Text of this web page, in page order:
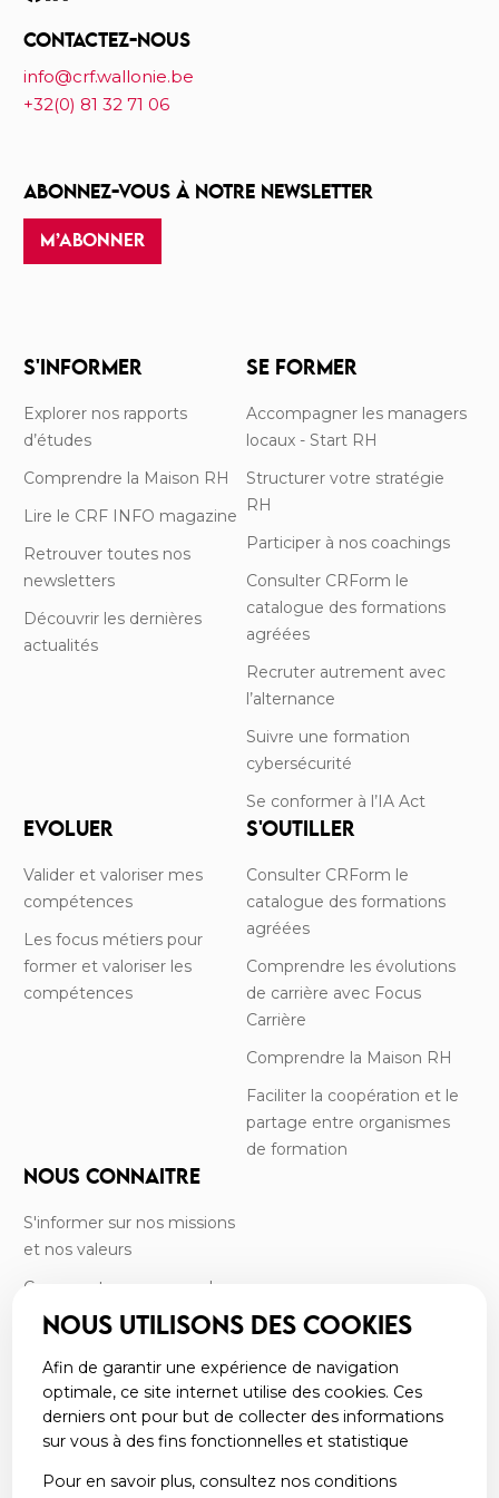
CONTACTEZ-NOUS
info@crf.wallonie.be
+32(0) 81 32 71 06
ABONNEZ-VOUS À NOTRE NEWSLETTER
M’ABONNER
S'INFORMER
Explorer nos rapports
d’études
Comprendre la Maison RH
Lire le CRF INFO magazine
Retrouver toutes nos
newsletters
Découvrir les dernières
actualités
SE FORMER
Accompagner les managers
locaux - Start RH
Structurer votre stratégie
RH
Participer à nos coachings
Consulter CRForm le
catalogue des formations
agréées
Recruter autrement avec
l’alternance
Suivre une formation
cybersécurité
Se conformer à l’IA Act
EVOLUER
Valider et valoriser mes
compétences
Les focus métiers pour
former et valoriser les
compétences
S'OUTILLER
Consulter CRForm le
catalogue des formations
agréées
Comprendre les évolutions
de carrière avec Focus
Carrière
Comprendre la Maison RH
Faciliter la coopération et le
partage entre organismes
de formation
NOUS CONNAITRE
S'informer sur nos missions
et nos valeurs
Comment se compose le
CRF?
Retrouver nos commissions
Consulter nos rapports
Découvrir nos partenaires
NOUS UTILISONS DES COOKIES
Afin de garantir une expérience de navigation
optimale, ce site internet utilise des cookies. Ces
derniers ont pour but de collecter des informations
sur vous à des fins fonctionnelles et statistique
Pour en savoir plus, consultez nos conditions